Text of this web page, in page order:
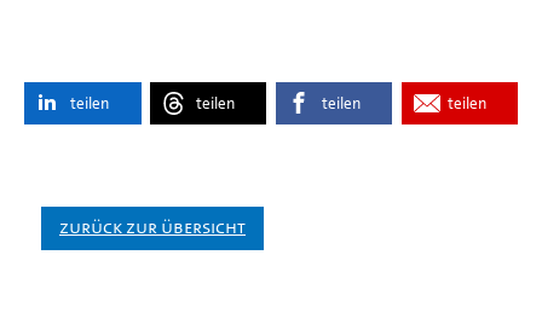
teilen teilen teilen teilen
Zurück zur Übersicht